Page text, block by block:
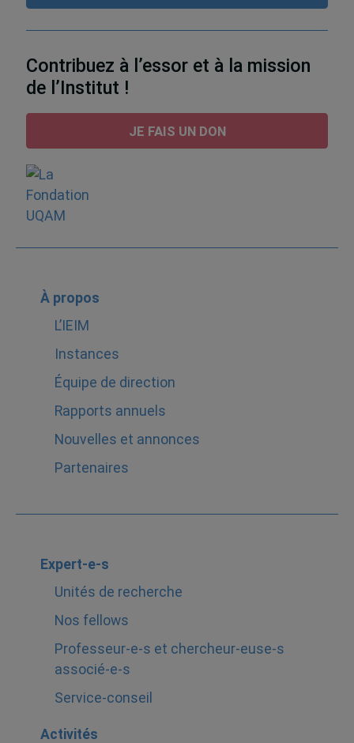
Contribuez à l’essor et à la mission
de l’Institut !
JE FAIS UN DON
À propos
L’IEIM
Instances
Équipe de direction
Rapports annuels
Nouvelles et annonces
Partenaires
Expert-e-s
Unités de recherche
Nos fellows
Professeur-e-s et chercheur-euse-s
associé-e-s
Service-conseil
Activités